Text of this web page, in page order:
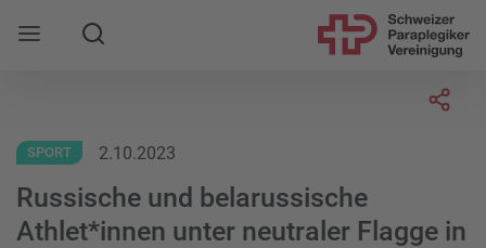
Mobile Navigation öffnen
Suche
SPORT 2.10.2023
Russische und belarussische
Athlet*innen unter neutraler Flagge in